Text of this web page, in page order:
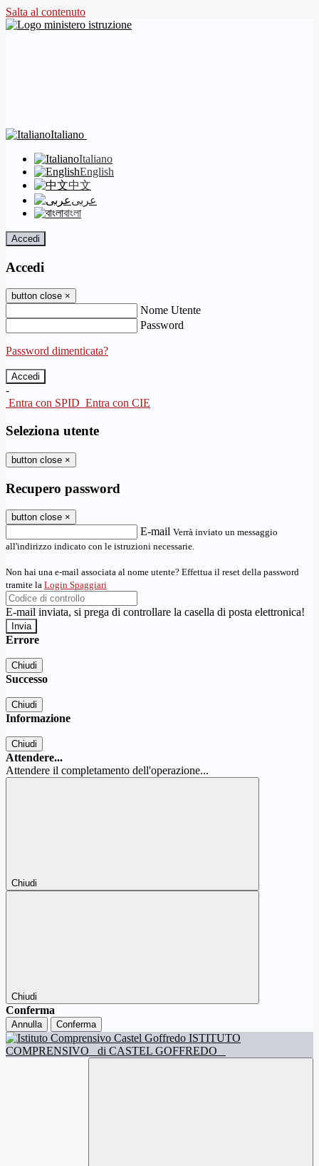
Salta al contenuto
Italiano
Italiano
English
中文
عربى
বাংলা
Accedi
Accedi
button close ×
Nome Utente
Password
Password dimenticata?
-
Entra con SPID Entra con CIE
Seleziona utente
button close ×
Recupero password
button close ×
E-mail Verrà inviato un messaggio
all'indirizzo indicato con le istruzioni necessarie.
Non hai una e-mail associata al nome utente? Effettua il reset della password
tramite la Login Spaggiari
E-mail inviata, si prega di controllare la casella di posta elettronica!
Errore
Chiudi
Successo
Chiudi
Informazione
Chiudi
Attendere...
Attendere il completamento dell'operazione...
Chiudi
Chiudi
Conferma
Annulla Conferma
ISTITUTO
COMPRENSIVO
di CASTEL GOFFREDO